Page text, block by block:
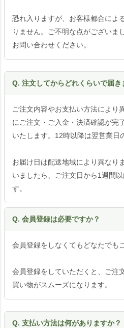
恐れ入りますが、お客様都合によ
りません。ご不明な点がございま
お問い合わせください。
Q. 注文してからどれくらいで届き
ご注文内容やお支払い方法により
にご注文・ご入金・決済確認が完
いたします。12時以降は翌営業日
お届け日は配送地域により異なり
いましたら、ご注文日から1週間
す。
Q. 会員登録は必要ですか？
会員登録をしなくてもどなたでも
会員登録をしていただくと、ご注
買い物がスムーズになります。
Q. 支払い方法は何がありますか？